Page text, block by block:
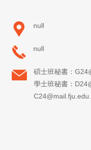
null
null
碩士班秘書：
學士班秘書：